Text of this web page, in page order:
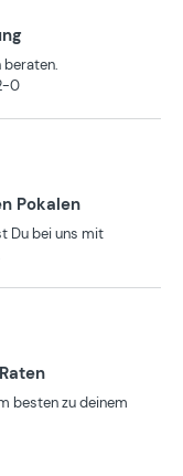
beraten.
0
Pokalen
Du bei uns mit
besten zu deinem